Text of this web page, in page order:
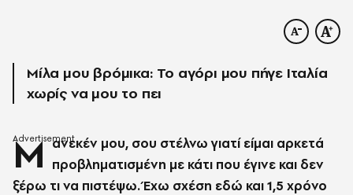
Μίλα μου βρόμικα: Το αγόρι μου πήγε Ιταλία
χωρίς να μου το πει
Μ ανεκέν μου, σου στέλνω γιατί είμαι αρκετά
προβληματισμένη με κάτι που έγινε και δεν
ξέρω τι να πιστέψω. Έχω σχέση εδώ και 1,5 χρόνο